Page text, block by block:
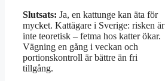
Slutsats: Ja, en kattunge kan äta för
mycket. Kattägare i Sverige: risken är
inte teoretisk – fetma hos katter ökar.
Vägning en gång i veckan och
portionskontroll är bättre än fri
tillgång.